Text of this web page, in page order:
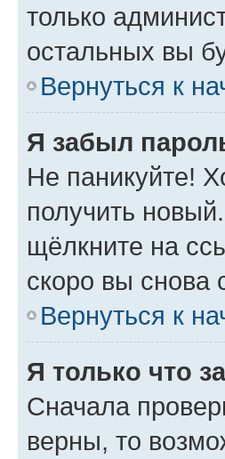
только
остальных вы
Вернуться к
Я забыл
Не паникуйте!
получить
щёлкните на
скоро вы снова
Вернуться к
Я только что
Сначала
верны, то